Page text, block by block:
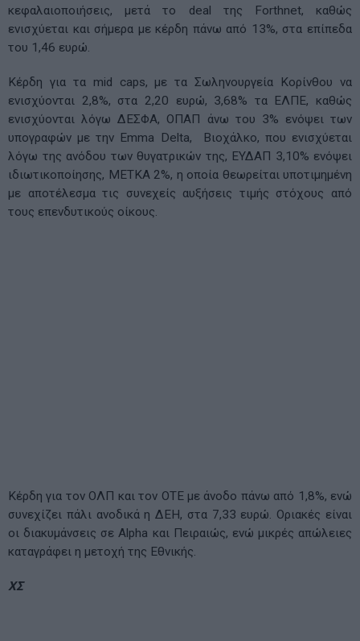
κεφαλαιοποιήσεις, μετά το deal της Forthnet, καθώς
ενισχύεται και σήμερα με κέρδη πάνω από 13%, στα επίπεδα
του 1,46 ευρώ.
Κέρδη για τα mid caps, με τα Σωληνουργεία Κορίνθου να
ενισχύονται 2,8%, στα 2,20 ευρώ, 3,68% τα ΕΛΠΕ, καθώς
ενισχύονται λόγω ΔΕΣΦΑ, ΟΠΑΠ άνω του 3% ενόψει των
υπογραφών με την Emma Delta, Βιοχάλκο, που ενισχύεται
λόγω της ανόδου των θυγατρικών της, ΕΥΔΑΠ 3,10% ενόψει
ιδιωτικοποίησης, ΜΕΤΚΑ 2%, η οποία θεωρείται υποτιμημένη
με αποτέλεσμα τις συνεχείς αυξήσεις τιμής στόχους από
τους επενδυτικούς οίκους.
Κέρδη για τον ΟΛΠ και τον ΟΤΕ με άνοδο πάνω από 1,8%, ενώ
συνεχίζει πάλι ανοδικά η ΔΕΗ, στα 7,33 ευρώ. Οριακές είναι
οι διακυμάνσεις σε Alpha και Πειραιώς, ενώ μικρές απώλειες
καταγράφει η μετοχή της Εθνικής.
ΧΣ